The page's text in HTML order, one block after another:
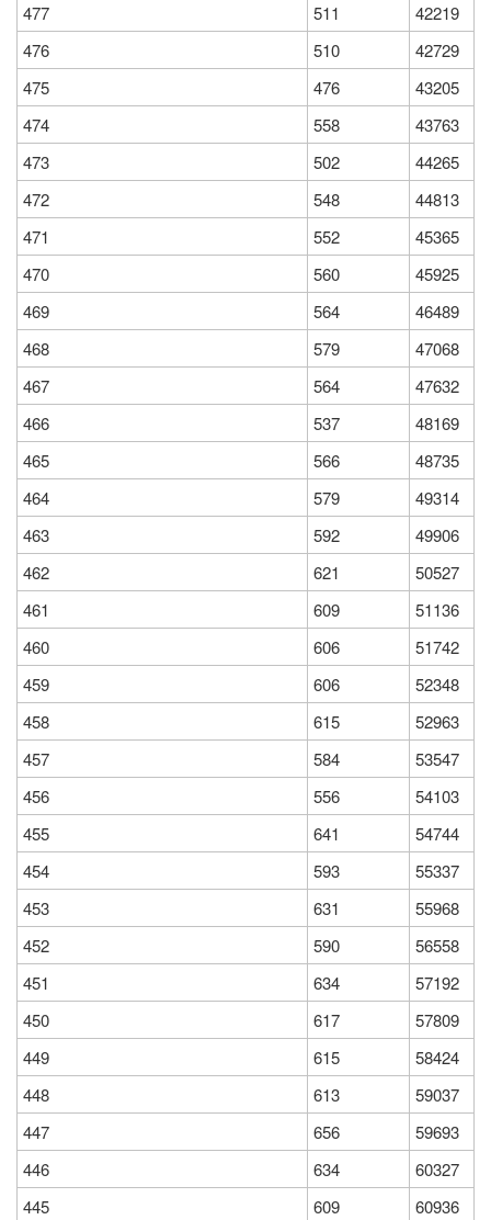
477
511
42219
476
510
42729
475
476
43205
474
558
43763
473
502
44265
472
548
44813
471
552
45365
470
560
45925
469
564
46489
468
579
47068
467
564
47632
466
537
48169
465
566
48735
464
579
49314
463
592
49906
462
621
50527
461
609
51136
460
606
51742
459
606
52348
458
615
52963
457
584
53547
456
556
54103
455
641
54744
454
593
55337
453
631
55968
452
590
56558
451
634
57192
450
617
57809
449
615
58424
448
613
59037
447
656
59693
446
634
60327
445
609
60936